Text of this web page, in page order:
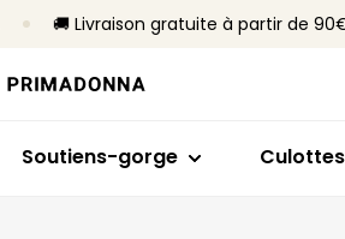
🚚 Livraison gratuite à partir de
Primadonna Twist
Soutiens-gorge
Bonnet D à E
Avec armatures
Culottes